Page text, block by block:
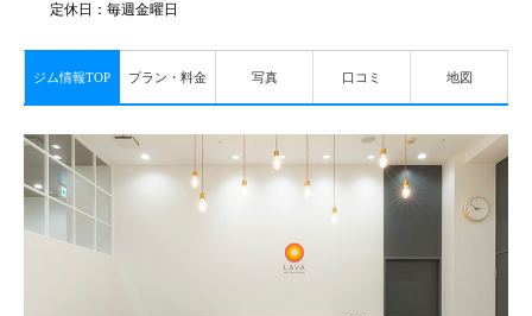
定休日：毎週金曜日
ジム情報TOP プラン・料金 写真 口コミ 地図